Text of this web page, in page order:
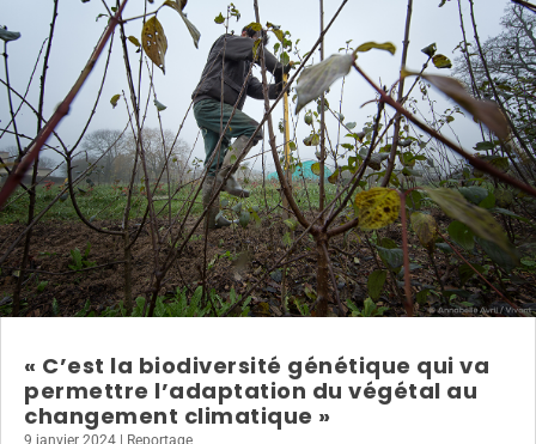
« C’est la biodiversité génétique qui va
permettre l’adaptation du végétal au
changement climatique »
9 janvier 2024 | Reportage